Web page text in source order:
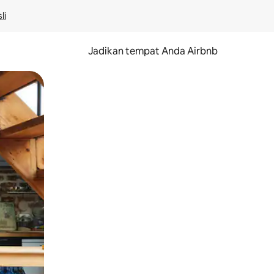
Jadikan tempat Anda Airbnb
menggeser.